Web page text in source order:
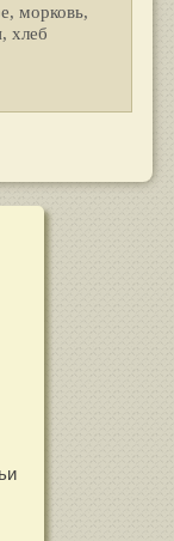
морковь,
хлеб